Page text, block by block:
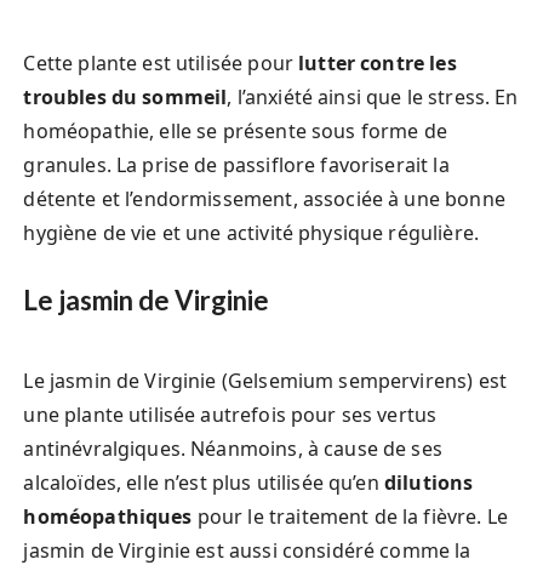
Cette plante est utilisée pour lutter contre les
troubles du sommeil, l’anxiété ainsi que le stress. En
homéopathie, elle se présente sous forme de
granules. La prise de passiflore favoriserait la
détente et l’endormissement, associée à une bonne
hygiène de vie et une activité physique régulière.
Le jasmin de Virginie
Le jasmin de Virginie (Gelsemium sempervirens) est
une plante utilisée autrefois pour ses vertus
antinévralgiques. Néanmoins, à cause de ses
alcaloïdes, elle n’est plus utilisée qu’en dilutions
homéopathiques pour le traitement de la fièvre. Le
jasmin de Virginie est aussi considéré comme la